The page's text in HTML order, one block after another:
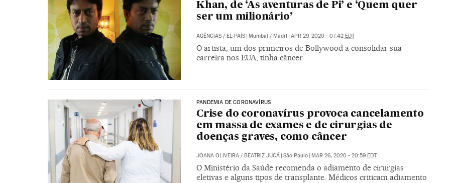
Khan, de ‘As aventuras de Pi’ e ‘Quem quer
ser um milionário’
AGÊNCIAS/ EL PAÍS Mumbai / Madri APR 29, 2020 - 07:42 EDT
O artista, um dos primeiros de Bollywood a consolidar sua
carreira nos EUA, tinha câncer
PANDEMIA DE CORONAVÍRUS
Crise do coronavírus provoca cancelamento
em massa de exames e de cirurgias de
doenças graves, como câncer
JOANA OLIVEIRA/ BEATRIZ JUCÁ | São Paulo | MAR 26, 2020 - 20:59 EDT
O Ministério da Saúde recomenda o adiamento de cirurgias
eletivas e alguns tipos de transplante. Médicos criticam adiamento